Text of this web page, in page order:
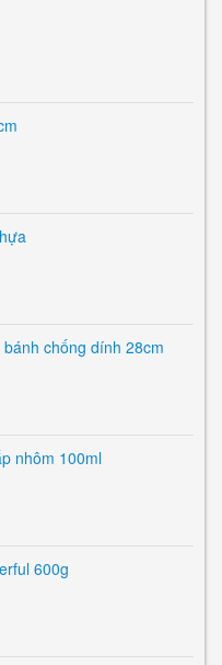
chống dính 28cm
nhôm 100ml
600g